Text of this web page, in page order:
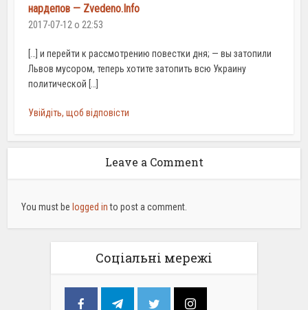
нардепов — Zvedeno.Info
2017-07-12 о 22:53
[…] и перейти к рассмотрению повестки дня; — вы затопили
Львов мусором, теперь хотите затопить всю Украину
политической […]
Увійдіть, щоб відповісти
Leave a Comment
You must be logged into post a comment.
Соціальні мережі